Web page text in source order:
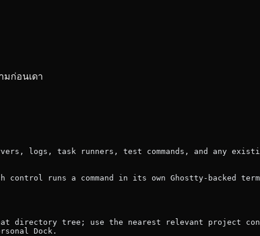
มก่อนเดา
logs, task runners, test commands, and any
runs a command in its own Ghostty-
tree; use the nearest relevant project
Dock.